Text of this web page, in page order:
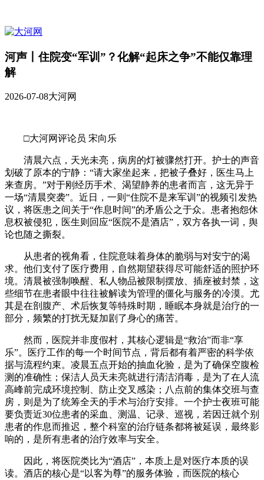
河声丨住院变“军训”？化解“起床之争”不能仅靠理
解
2026-07-08大河网
□大河网评论员 宋向乐
清晨六点，天光未亮，病房的灯被骤然打开。护士的声音
划破了原本的宁静：“请大家坐起来，把被子叠好，医生马上
来查房。”对于刚经历手术、渴望静养的患者而言，这无异于
一场“清晨突袭”。近日，一则“住院不是来军训”的视频引发热
议，将医患之间关于“作息时间”的矛盾公之于众。患者抱怨休
息权被侵犯，医生则回应“医院不是酒店”，双方各执一词，舆
论也随之撕裂。
从患者的视角看，住院意味着身体的脆弱与对安宁的渴
求。他们支付了医疗费用，自然期望获得尽可能舒适的照护环
境。清晨被强制唤醒、私人物品被限制摆放、插座被封禁，这
些细节在患者眼中往往被解读为管理的僵化与服务的冷漠。尤
其是在剖腹产、术后恢复等特殊时期，睡眠本身就是治疗的一
部分，频繁的打扰无疑加剧了身心的痛苦。
然而，医院并非度假村，其核心逻辑是“救治”而非“享
乐”。医疗工作的每一个时间节点，背后都有着严密的科学依
据与流程约束。凌晨五点开始的抽血化验，是为了确保空腹检
测的准确性；保洁人员天未亮就进行清洁消毒，是为了在人流
高峰前完成环境控制、防止交叉感染；八点前的集体交班与查
房，则是为了统筹全天的手术与治疗安排。一个护士夜班可能
要负责近30位患者的采血、测温、记录、巡视，若因迁就个别
患者的作息而推迟，整个科室的治疗链条都将被延误，最终影
响的，是所有患者的治疗效率与安全。
因此，将医院类比为“酒店”，本质上是对医疗本质的误
读。酒店的核心是“以客为尊”的服务体验，而医院的核心